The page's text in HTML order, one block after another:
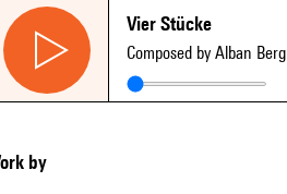
Vier Stücke
Composed by Alban Berg
Work by